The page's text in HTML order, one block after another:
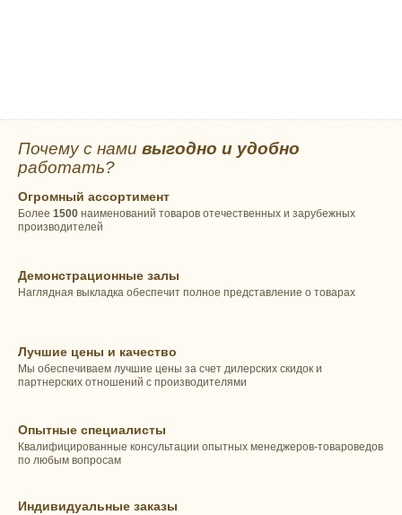
Почему с нами выгодно и удобно
работать?
Огромный ассортимент
Более 1500 наименований товаров отечественных и зарубежных
производителей
Демонстрационные залы
Наглядная выкладка обеспечит полное представление о товарах
Лучшие цены и качество
Мы обеспечиваем лучшие цены за счет дилерских скидок и
партнерских отношений с производителями
Опытные специалисты
Квалифицированные консультации опытных менеджеров-товароведов
по любым вопросам
Индивидуальные заказы